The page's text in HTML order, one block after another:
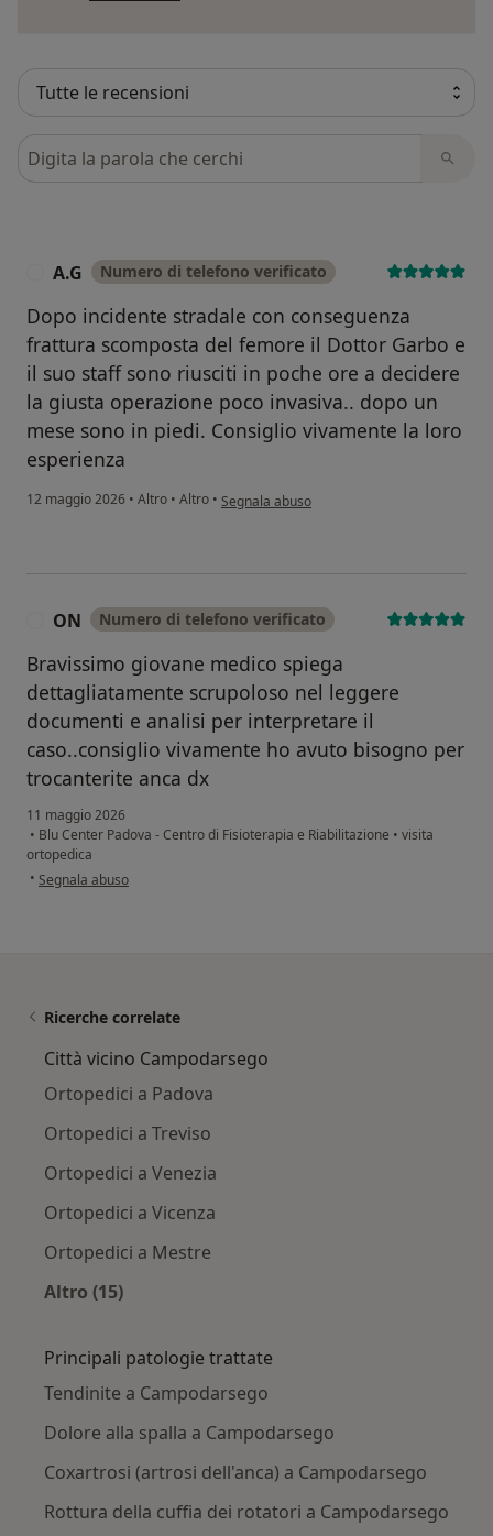
Cerca nelle recensioni
A.G Numero di telefono verificato
Dopo incidente stradale con conseguenza
frattura scomposta del femore il Dottor Garbo e
il suo staff sono riusciti in poche ore a decidere
la giusta operazione poco invasiva.. dopo un
mese sono in piedi. Consiglio vivamente la loro
esperienza
12 maggio 2026 • Altro • Altro • secondo l'opinione dell'utente A.G
Segnala abuso
ON Numero di telefono verificato
Bravissimo giovane medico spiega
dettagliatamente scrupoloso nel leggere
documenti e analisi per interpretare il
caso..consiglio vivamente ho avuto bisogno per
trocanterite anca dx
11 maggio 2026
• Blu Center Padova - Centro di Fisioterapia e Riabilitazione • visita
ortopedica
• secondo l'opinione dell'utente ON
Segnala abuso
Ricerche correlate
Città vicino Campodarsego
Ortopedici a Padova
Ortopedici a Treviso
Ortopedici a Venezia
Ortopedici a Vicenza
Ortopedici a Mestre
Altro (15)
Principali patologie trattate
Tendinite a Campodarsego
Dolore alla spalla a Campodarsego
Coxartrosi (artrosi dell'anca) a Campodarsego
Rottura della cuffia dei rotatori a Campodarsego